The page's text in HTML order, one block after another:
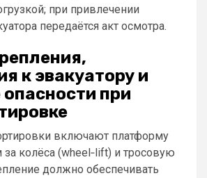
при привлечении
передаётся акт осмотра.
к эвакуатору и
при
включают платформу
колёса (wheel‑lift) и тросовую
должно обеспечивать